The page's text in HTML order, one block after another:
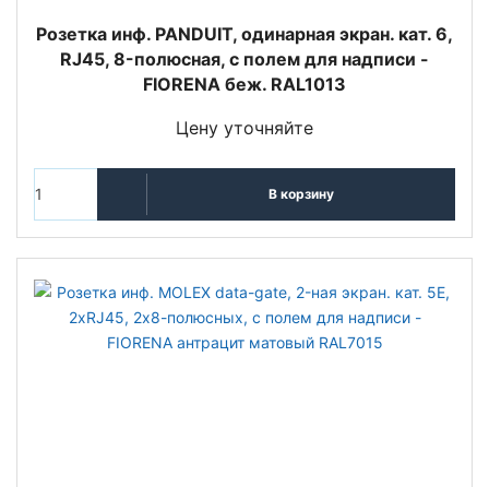
Розетка инф. PANDUIT, одинарная экран. кат. 6,
RJ45, 8-полюсная, с полем для надписи -
FIORENA беж. RAL1013
Цену уточняйте
В корзину